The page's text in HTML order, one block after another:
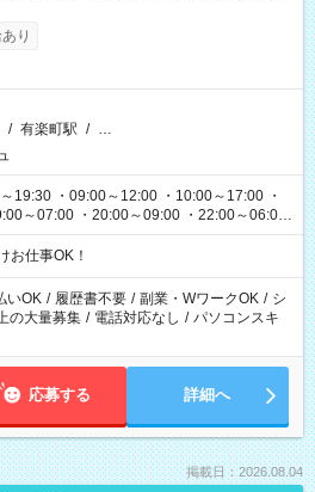
り
/ 有楽町駅 / …
19:30 ・09:00～12:00 ・10:00～17:00 ・
～07:00 ・20:00～09:00 ・22:00～06:00
お仕事OK！
いOK / 履歴書不要 / 副業・WワークOK / シ
の大量募集 / 電話対応なし / パソコンスキ
応募する 詳細へ
掲載日：2026.08.04